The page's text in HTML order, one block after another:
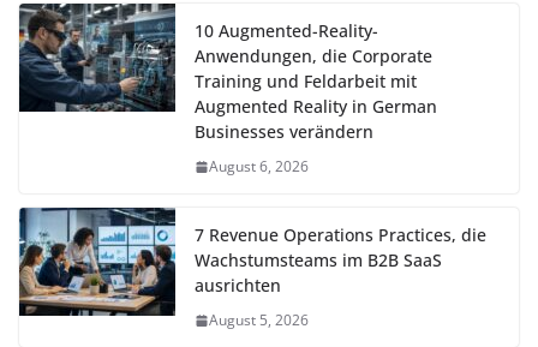
10 Augmented-Reality-
Anwendungen, die Corporate
Training und Feldarbeit mit
Augmented Reality in German
Businesses verändern
August 6, 2026
7 Revenue Operations Practices, die
Wachstumsteams im B2B SaaS
ausrichten
August 5, 2026